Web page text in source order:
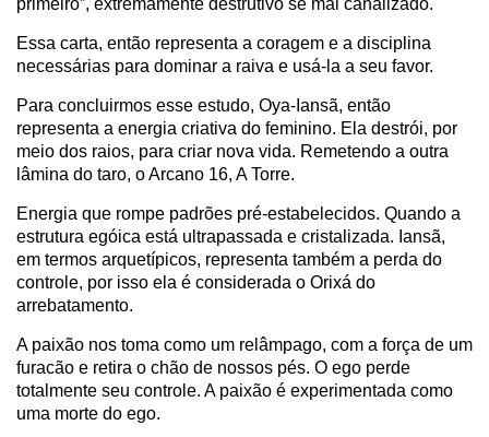
primeiro”, extremamente destrutivo se mal canalizado.
Essa carta, então representa a coragem e a disciplina
necessárias para dominar a raiva e usá-la a seu favor.
Para concluirmos esse estudo, Oya-Iansã, então
representa a energia criativa do feminino. Ela destrói, por
meio dos raios, para criar nova vida. Remetendo a outra
lâmina do taro, o Arcano 16, A Torre.
Energia que rompe padrões pré-estabelecidos. Quando a
estrutura egóica está ultrapassada e cristalizada. Iansã,
em termos arquetípicos, representa também a perda do
controle, por isso ela é considerada o Orixá do
arrebatamento.
A paixão nos toma como um relâmpago, com a força de um
furacão e retira o chão de nossos pés. O ego perde
totalmente seu controle. A paixão é experimentada como
uma morte do ego.